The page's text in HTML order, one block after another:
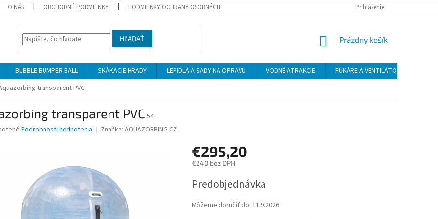
O NÁS OBCHODNÉ PODMIENKY PODMIENKY OCHRANY OSOBNÝCH ÚDAJOV Prihlásenie
HĽADAŤ
NÁKUPNÝ
Prázdny košík
BUBBLE BUMPER BALL SKÁKACIE HRADY LEPIDLÁ A SADY NA OPRAVU VODNÉ ATRAKCIE FUKÁRE A VENTILÁTORY
transparent PVC
transparent PVC54
Podrobnosti hodnotenia Značka: AQUAZORBING.CZ
€295,20
€240 bez DPH
cena:
Predobjednávka
Môžeme doručiť do: 11.9.2026